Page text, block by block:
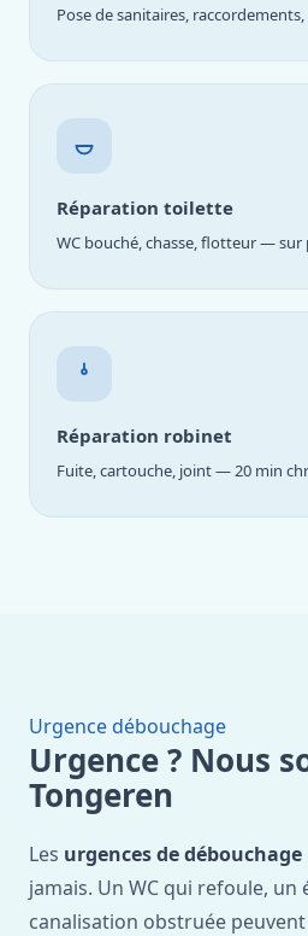
Pose de sanitaires,
Réparation toilette
WC bouché, chasse, flotteur — sur
Réparation robinet
Fuite, cartouche, joint — 20 min
Urgence débouchage
Urgence ? Nous
Tongeren
Les urgences de débouchage
jamais. Un WC qui refoule,
canalisation obstruée